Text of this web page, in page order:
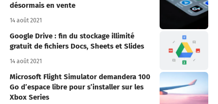
désormais en vente
14 août 2021
Google Drive : fin du stockage illimité
gratuit de fichiers Docs, Sheets et Slides
14 août 2021
Microsoft Flight Simulator demandera 100
Go d’espace libre pour s’installer sur les
Xbox Series